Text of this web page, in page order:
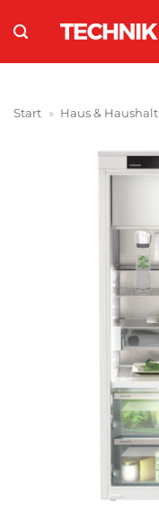
Inhalt
springen
Start » Haus & Haushalt